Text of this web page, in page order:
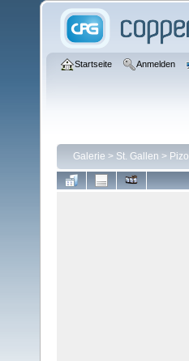
Startseite Anmelden
Galerie > St. Gallen > Pizol